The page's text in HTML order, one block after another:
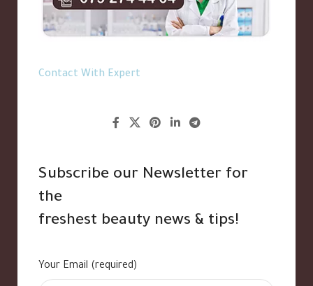
Contact With Expert
Subscribe our Newsletter for
the
freshest beauty news & tips!
Your Email (required)